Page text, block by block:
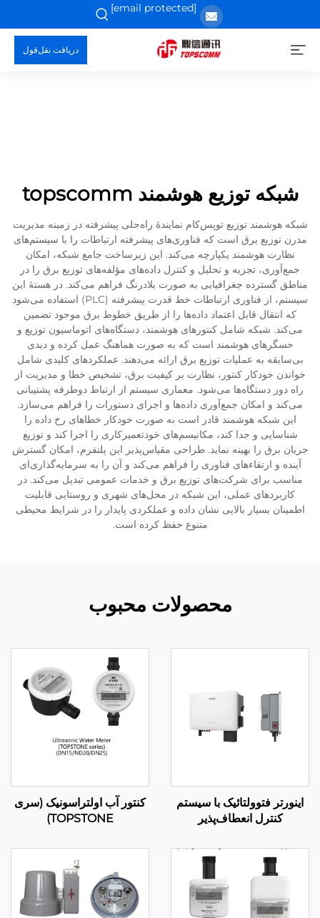
[email protected]
دریافت نقل‌قول
شبکه توزیع هوشمند topscomm
شبکه هوشمند توزیع توپس‌کام نمایندهٔ راه‌حلی پیشرفته در زمینه مدیریت
مدرن توزیع برق است که فناوری‌های پیشرفته ارتباطات را با سیستم‌های
نظارت هوشمند یکپارچه می‌کند. این زیرساخت جامع شبکه، امکان
جمع‌آوری، تجزیه و تحلیل و کنترل داده‌های مؤلفه‌های توزیع برق را در
مناطق گسترده جغرافیایی به صورت بلادرنگ فراهم می‌کند. در هستهٔ این
سیستم، از فناوری ارتباطات خط قدرت پیشرفته (PLC) استفاده می‌شود
که انتقال قابل اعتماد داده‌ها را از طریق خطوط برق موجود تضمین
می‌کند. شبکه شامل کنتورهای هوشمند، دستگاه‌های اتوماسیون توزیع و
حسگرهای هوشمند است که به صورت هماهنگ عمل کرده و دیدی
بی‌سابقه به عملیات توزیع برق ارائه می‌دهند. عملکردهای کلیدی شامل
خواندن خودکار کنتور، نظارت بر کیفیت برق، تشخیص خطا و مدیریت از
راه دور دستگاه‌ها می‌شود. معماری سیستم از ارتباط دوطرفه پشتیبانی
می‌کند و امکان جمع‌آوری داده‌ها و اجرای دستورات را فراهم می‌سازد.
این شبکه هوشمند قادر است به صورت خودکار خطاهای رخ داده را
شناسایی و جدا کند، مکانیسم‌های خودتعمیرکاری را اجرا کند و توزیع
جریان برق را بهینه نماید. طراحی مقیاس‌پذیر این پلتفرم، امکان گسترش
آینده و ارتقاءهای فناوری را فراهم می‌کند و آن را به سرمایه‌گذاری‌ای
مناسب برای شرکت‌های توزیع برق و خدمات عمومی تبدیل می‌کند. در
کاربردهای عملی، این شبکه در محل‌های شهری و روستایی قابلیت
اطمینان بسیار بالایی نشان داده و عملکردی پایدار را در شرایط محیطی
متنوع حفظ کرده است.
محصولات محبوب
اینورتر فتوولتائیک با سیستم
کنترل انعطاف‌پذیر
کنتور آب اولتراسونیک (سری
TOPSTONE)